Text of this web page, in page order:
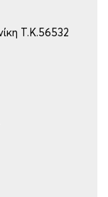
Τ.Κ.56532